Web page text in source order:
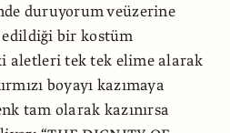
duruyorum veüzerine
bir kostüm
aletleri tek tek elime alarak
boyayı kazımaya
tam olarak kazınırsa